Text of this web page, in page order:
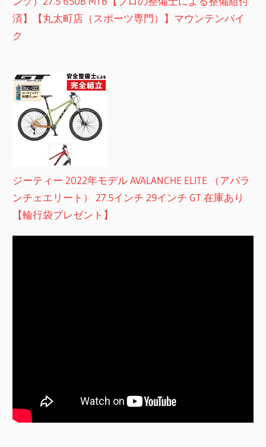
済】【丸太町店（スポーツ専門）】マウンテンバイ
ク
ジーティー 2022年モデル AVALANCHE ELITE （アバラ
ンチェエリート） 27.5インチ 29インチ GT 在庫あり
【輪行袋プレゼント】